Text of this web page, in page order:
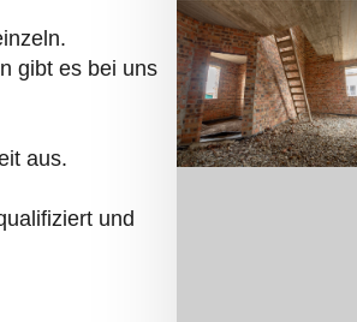
gibt es bei uns
aus.
und